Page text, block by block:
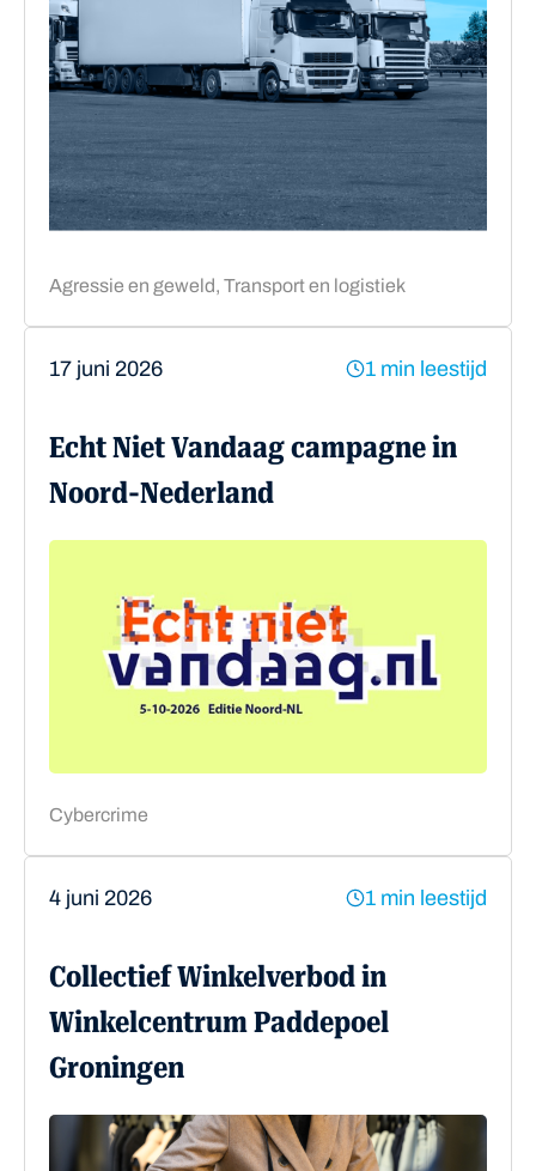
Agressie en geweld, Transport en logistiek
17 juni 2026 1 min leestijd
Echt Niet Vandaag campagne in
Noord-Nederland
Cybercrime
4 juni 2026 1 min leestijd
Collectief Winkelverbod in
Winkelcentrum Paddepoel
Groningen